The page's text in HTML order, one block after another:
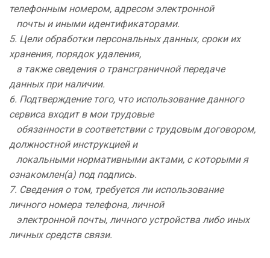
телефонным номером, адресом электронной
почты и иными идентификаторами.
5. Цели обработки персональных данных, сроки их
хранения, порядок удаления,
а также сведения о трансграничной передаче
данных при наличии.
6. Подтверждение того, что использование данного
сервиса входит в мои трудовые
обязанности в соответствии с трудовым договором,
должностной инструкцией и
локальными нормативными актами, с которыми я
ознакомлен(а) под подпись.
7. Сведения о том, требуется ли использование
личного номера телефона, личной
электронной почты, личного устройства либо иных
личных средств связи.